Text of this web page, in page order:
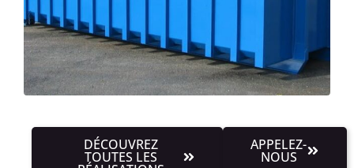
DÉCOUVREZ
TOUTES LES
APPELEZ-
NOUS